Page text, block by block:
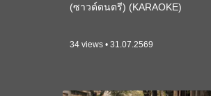
(ซาวด์ดนตรี) (KARAOKE)
34 views • 31.07.2569